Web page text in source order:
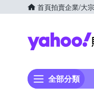
首頁拍賣企業/大
全部分類